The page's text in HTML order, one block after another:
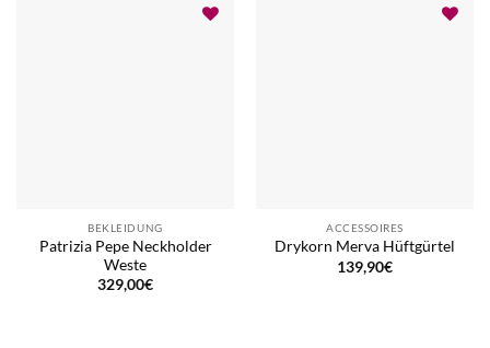
BEKLEIDUNG
Patrizia Pepe Neckholder
Weste
329,00€
ACCESSOIRES
Drykorn Merva Hüftgürtel
139,90€